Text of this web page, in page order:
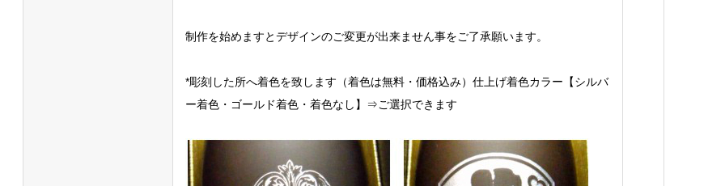
制作を始めますとデザインのご変更が出来ません事をご了承願います。
*彫刻した所へ着色を致します（着色は無料・価格込み）仕上げ着色カラー【シルバ
ー着色・ゴールド着色・着色なし】⇒ご選択できます